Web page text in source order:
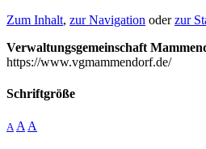
Zum Inhalt, zur Navigation oderzur
Verwaltungsgemeinschaft
https://www.vgmammendorf.de/
Schriftgröße
A A A